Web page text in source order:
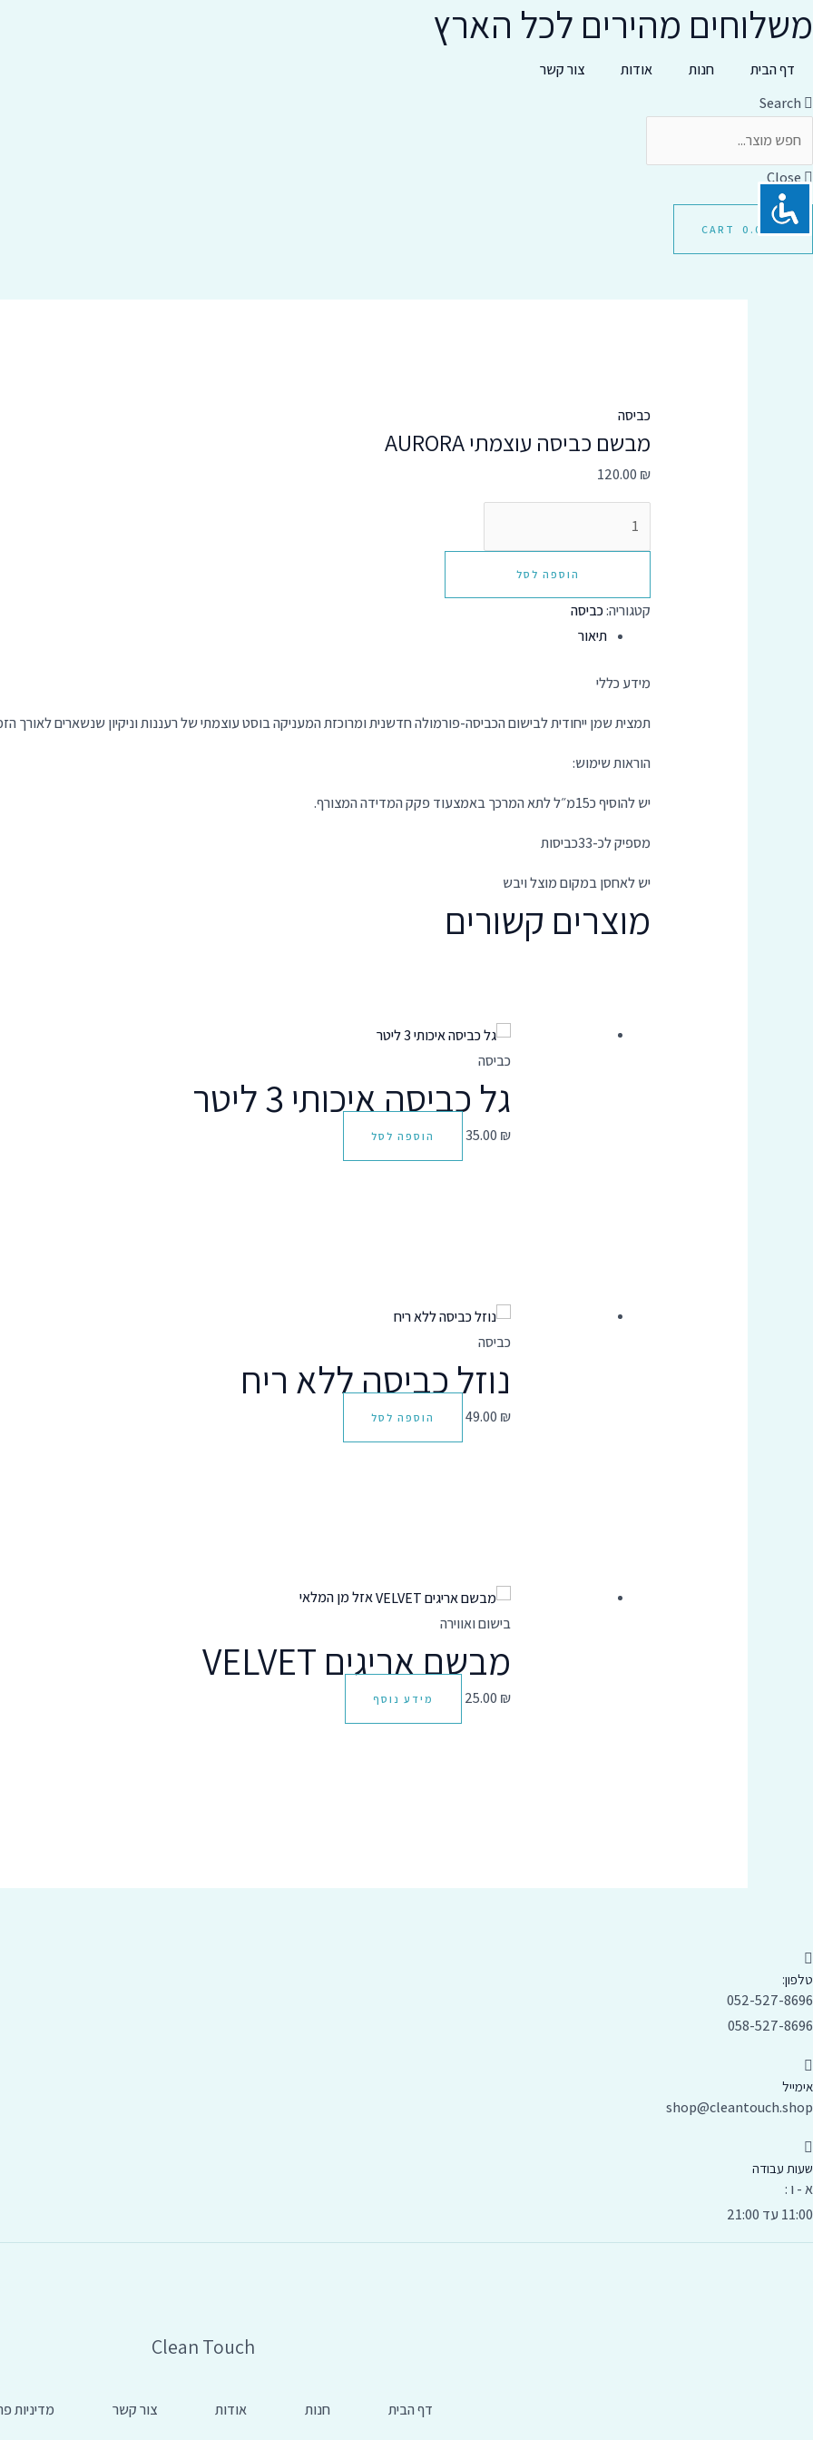
לתוכן
משלוחים מהירים לכל הארץ
דף הבית חנות אודות
צור קשר
Search
Close
0.00
CART
כביסה
מבשם כביסה עוצמתי AURORA
120.00 ₪
של
מבשם
עוצמתי
הוספה לסל
קטגוריה:כביסה
תיאור
מידע כללי
תמצית שמן ייחודית לבישום הכביסה-פורמולה חדשנית ומרוכזת המעניקה בוסט עוצמתי של רעננות וניקיון שנשארים לאורך
הוראות שימוש:
יש להוסיף כ15מ״ל לתא המרכך באמצעוד פקק המדידה המצורף.
מספיק לכ-33כביסות
יש לאחסן במקום מוצל ויבש
מוצרים קשורים
כביסה
גל כביסה איכותי 3 ליטר
35.00 ₪ הוספה לסל
כביסה
נוזל כביסה ללא ריח
49.00 ₪ הוספה לסל
אזל מן המלאי
בישום ואווירה
מבשם אריגים VELVET
25.00 ₪ מידע נוסף
טלפון:
052-527-8696
058-527-8696
אימייל
shop@cleantouch.shop
שעות עבודה
א - ו :
11:00 עד 21:00
Clean Touch
דף הבית חנות אודות צור קשר מדיניות